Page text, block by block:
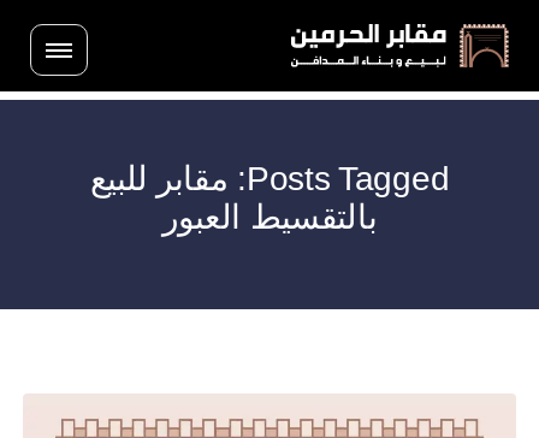
Posts Tagged: مقابر للبيع
بالتقسيط العبور